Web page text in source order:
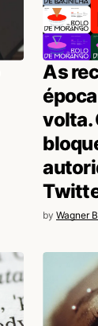
As
volta.
by Wagner